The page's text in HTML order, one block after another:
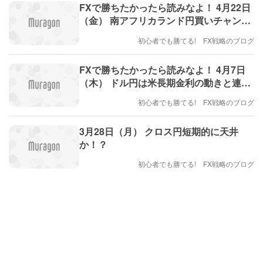
FXで勝ちたかったら読みなよ！ 4月22日
（金） 南アフリカランド円買いチャン
初心者でも勝てる! FX戦略のブログ
FXで勝ちたかったら読みなよ！ 4月7日
（木） ドル円は米長期金利の動きと連
初心者でも勝てる! FX戦略のブログ
3月28日（月） クロス円短期的に天井
か！？
初心者でも勝てる! FX戦略のブログ